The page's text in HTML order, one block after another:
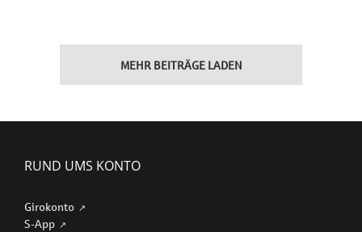
MEHR BEITRÄGE LADEN
RUND UMS KONTO
Girokonto
S-App